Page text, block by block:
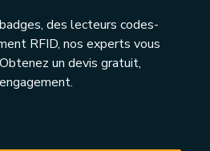
des lecteurs codes-
RFID, nos experts vous
un devis gratuit,